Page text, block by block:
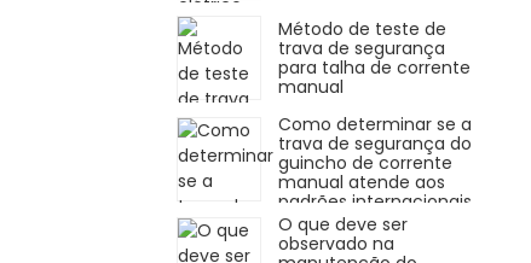
Método de teste de
trava de segurança
para talha de corrente
manual
Como determinar se a
trava de segurança do
guincho de corrente
manual atende aos
padrões internacionais
de segurança?
O que deve ser
observado na